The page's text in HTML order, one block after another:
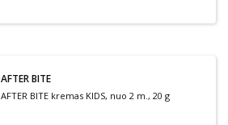
AFTER BITE
AFTER BITE kremas KIDS, nuo 2 m., 20 g